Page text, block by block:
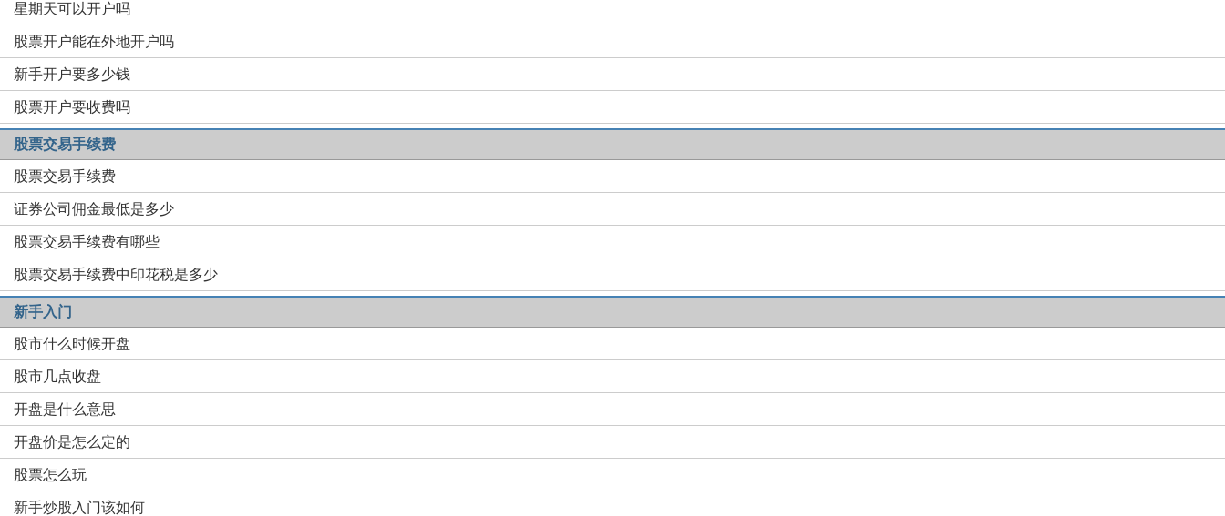
星期天可以开户吗
股票开户能在外地开户吗
新手开户要多少钱
股票开户要收费吗
股票交易手续费
股票交易手续费
证券公司佣金最低是多少
股票交易手续费有哪些
股票交易手续费中印花税是多少
新手入门
股市什么时候开盘
股市几点收盘
开盘是什么意思
开盘价是怎么定的
股票怎么玩
新手炒股入门该如何